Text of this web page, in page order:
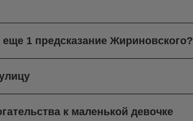
1 предсказание Жириновского?
к маленькой девочке